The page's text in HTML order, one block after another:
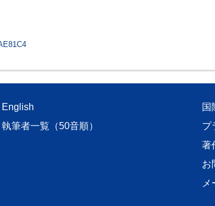
English
執筆者一覧（50音順）
国
プ
著
お